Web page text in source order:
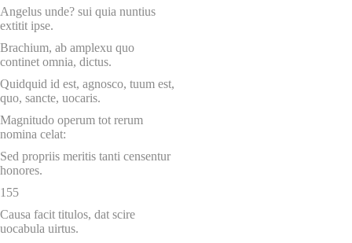
Angelus unde? sui quia nuntius
extitit ipse.
Brachium, ab amplexu quo
continet omnia, dictus.
Quidquid id est, agnosco, tuum est,
quo, sancte, uocaris.
Magnitudo operum tot rerum
nomina celat:
Sed propriis meritis tanti censentur
honores.
155
Causa facit titulos, dat scire
uocabula uirtus.